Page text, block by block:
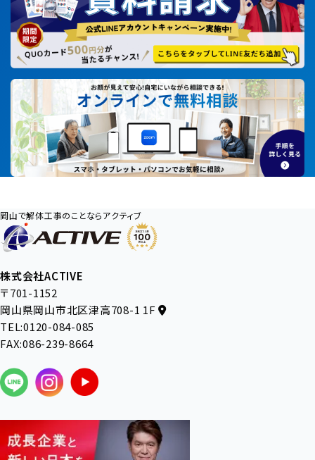
岡山で解体工事のことならアクティブ
株式会社ACTIVE
〒701-1152
岡山県岡山市北区津高708-1 1F
TEL:0120-084-085
FAX:086-239-8664